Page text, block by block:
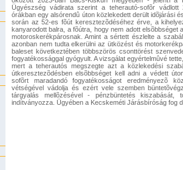
Ügyészség vádirata szerint a teherautó-sofõr
órákban egy alsórendû úton közlekedett derült idõjárási
során az 52-es fõút keresztezõdéséhez érve, a
kanyarodott balra, a fõútra, hogy nem adott elsõbbséget
motoroskerékpárosnak. Amint a sértett észlelte a
azonban nem tudta elkerülni az ütközést és
baleset következtében többszörös csonttörést
fogyatékossággal gyógyult. A vizsgálat egyértelmûvé
mert a teherautós megszegte azt a közlekedési
útkeresztezõdésben elsõbbséget kell adni a védett
sofõrt maradandó fogyatékosságot eredményezõ
vétségével vádolja és ezért vele szemben
tárgyalás mellõzésével - pénzbüntetés kiszabását,
indítványozza. Ügyében a Kecskeméti Járásbíróság fog